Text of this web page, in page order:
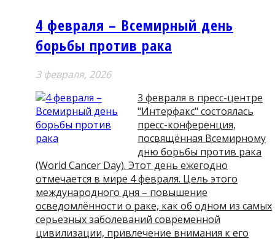
4 февраля – Всемирный день
борьбы против рака
3 февраля, 2026
3 февраля в пресс-центре
"Интерфакс" состоялась
пресс-конференция,
посвящённая Всемирному
дню борьбы против рака
(World Cancer Day). Этот день ежегодно
отмечается в мире 4 февраля. Цель этого
международного дня – повышение
осведомлённости о раке, как об одном из самых
серьезных заболеваний современной
цивилизации, привлечение внимания к его